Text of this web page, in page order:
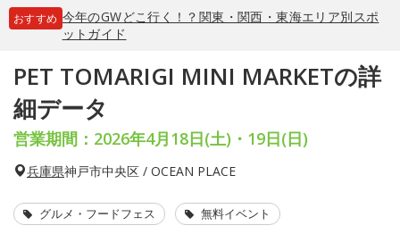
おすすめ 今年のGWどこ行く！？関東・関西・東海エリア別スポ
ットガイド
PET TOMARIGI MINI MARKETの詳
細データ
営業期間：2026年4月18日(土)・19日(日)
兵庫県神戸市中央区 / OCEAN PLACE
グルメ・フードフェス 無料イベント